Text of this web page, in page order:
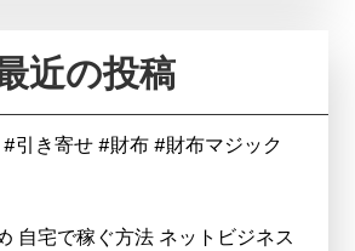
式
会
社
ウ
ル
近の投稿
引き寄せ #財布 #財布マジック
自宅で稼ぐ方法 ネットビジネス